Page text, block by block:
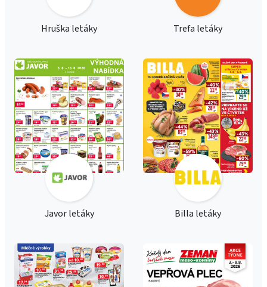
Hruška letáky Trefa letáky
Javor letáky Billa letáky